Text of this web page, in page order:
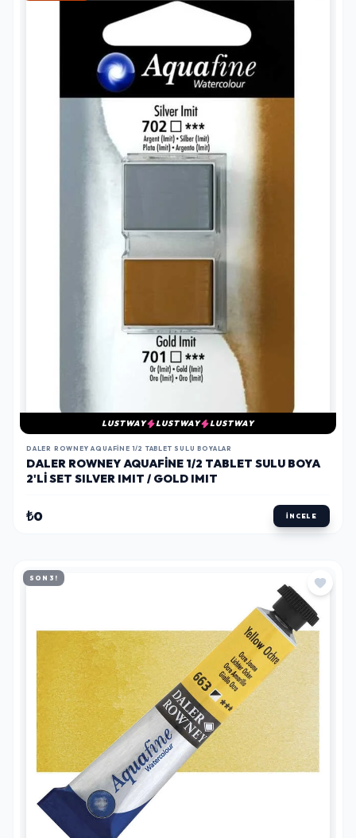
LUSTWAY LUSTWAY LUSTWAY
DALER ROWNEY AQUAFINE 1/2 TABLET SULU BOYALAR
DALER ROWNEY AQUAFINE 1/2 TABLET SULU BOYA
2'LI SET SILVER IMIT / GOLD IMIT
₺0 İNCELE
SON 3!